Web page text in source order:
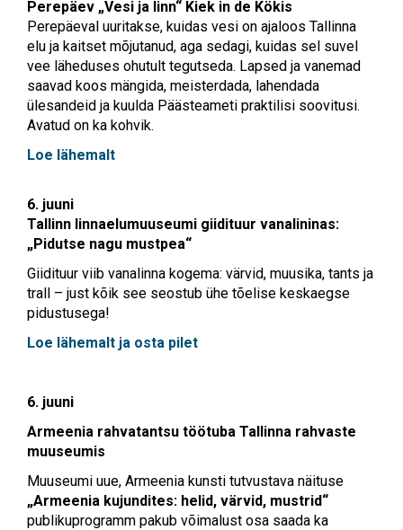
Perepäev „Vesi ja linn“ Kiek in de Kökis
Perepäeval uuritakse, kuidas vesi on ajaloos Tallinna
elu ja kaitset mõjutanud, aga sedagi, kuidas sel suvel
vee läheduses ohutult tegutseda. Lapsed ja vanemad
saavad koos mängida, meisterdada, lahendada
ülesandeid ja kuulda Päästeameti praktilisi soovitusi.
Avatud on ka kohvik.
Loe lähemalt
6. juuni
Tallinn linnaelumuuseumi giidituur vanalininas:
„Pidutse nagu mustpea“
Giidituur viib vanalinna kogema: värvid, muusika, tants ja
trall – just kõik see seostub ühe tõelise keskaegse
pidustusega!
Loe lähemalt ja osta pilet
6. juuni
Armeenia rahvatantsu töötuba Tallinna rahvaste
muuseumis
Muuseumi uue, Armeenia kunsti tutvustava näituse
„Armeenia kujundites: helid, värvid, mustrid“
publikuprogramm pakub võimalust osa saada ka